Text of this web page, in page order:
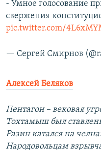
- Умное голосование
свержения
pic.twitter.com/
— Сергей Смирнов
Алексей Беляков
Пентагон – вековая
Тохтамыш был
Разин катался на
Народовольцам